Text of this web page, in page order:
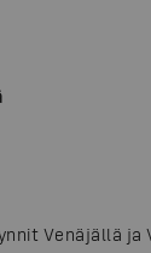
Venäjällä ja